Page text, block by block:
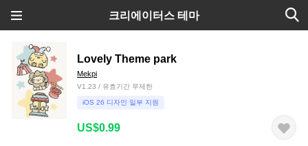
크리에이터스 테마
Lovely Theme park
Mekpi
V1.23 / 유효기간 무제한
iOS 26 디자인 일부 지원
US$0.99